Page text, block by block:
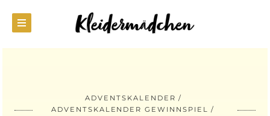
ADVENTSKALENDER
ADVENTSKALENDER GEWINNSPIEL